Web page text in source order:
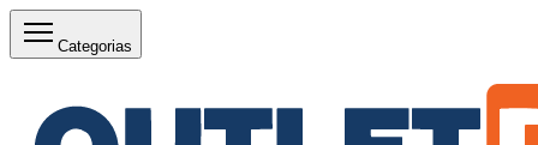
Categorias